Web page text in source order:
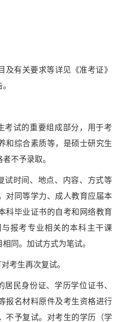
及有关要求等详见《准考证》
考试的重要组成部分，用于考
和综合素质等，是硕士研究生
不予录取。
试时间、地点、内容、方式等
对同等学力、成人教育应届本
科毕业证书的自考和网络教育
报考专业相关的本科主干课
同。加试方式为笔试。
考生再次复试。
民身份证、学历学位证书、
报名材料原件及考生资格进行
不予复试。对考生的学历（学